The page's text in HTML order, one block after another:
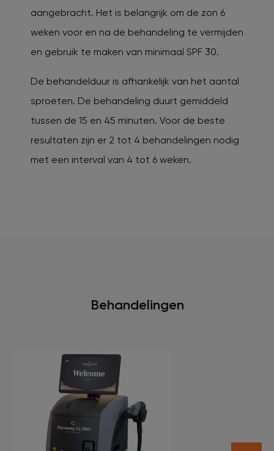
aangebracht. Het is belangrijk om de zon 6
weken voor en na de behandeling te vermijden
en gebruik te maken van minimaal SPF 30.
De behandelduur is afhankelijk van het aantal
sproeten. De behandeling duurt gemiddeld
tussen de 15 en 45 minuten. Voor de beste
resultaten zijn er 2 tot 4 behandelingen nodig
met een interval van 4 tot 6 weken.
Behandelingen